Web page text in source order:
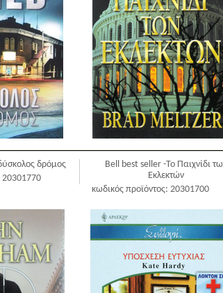
δρόμος
20301770
Bell best seller -Το Παιχνίδι
Εκλεκτών
κωδικός προϊόντος: 20301700